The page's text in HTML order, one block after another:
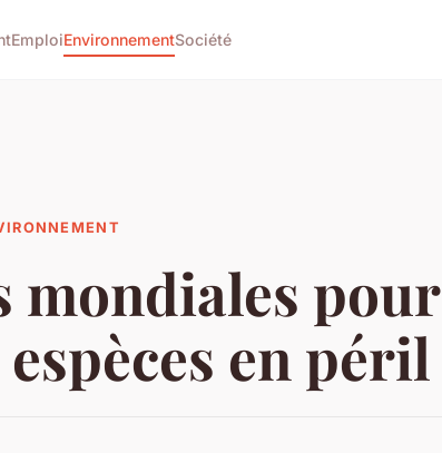
EmploiEnvironnementSociété
mondiales pour
en péril